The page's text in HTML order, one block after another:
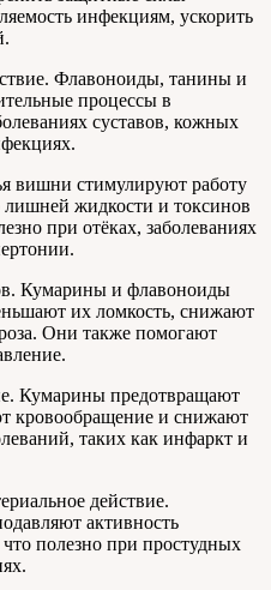
инфекциям, ускорить
Флавоноиды, танины и
процессы в
суставов, кожных
вишни стимулируют работу
жидкости и токсинов
при отёках, заболеваниях
Кумарины и флавоноиды
их ломкость, снижают
Они также помогают
Кумарины предотвращают
кровообращение и снижают
таких как инфаркт и
действие.
активность
полезно при простудных